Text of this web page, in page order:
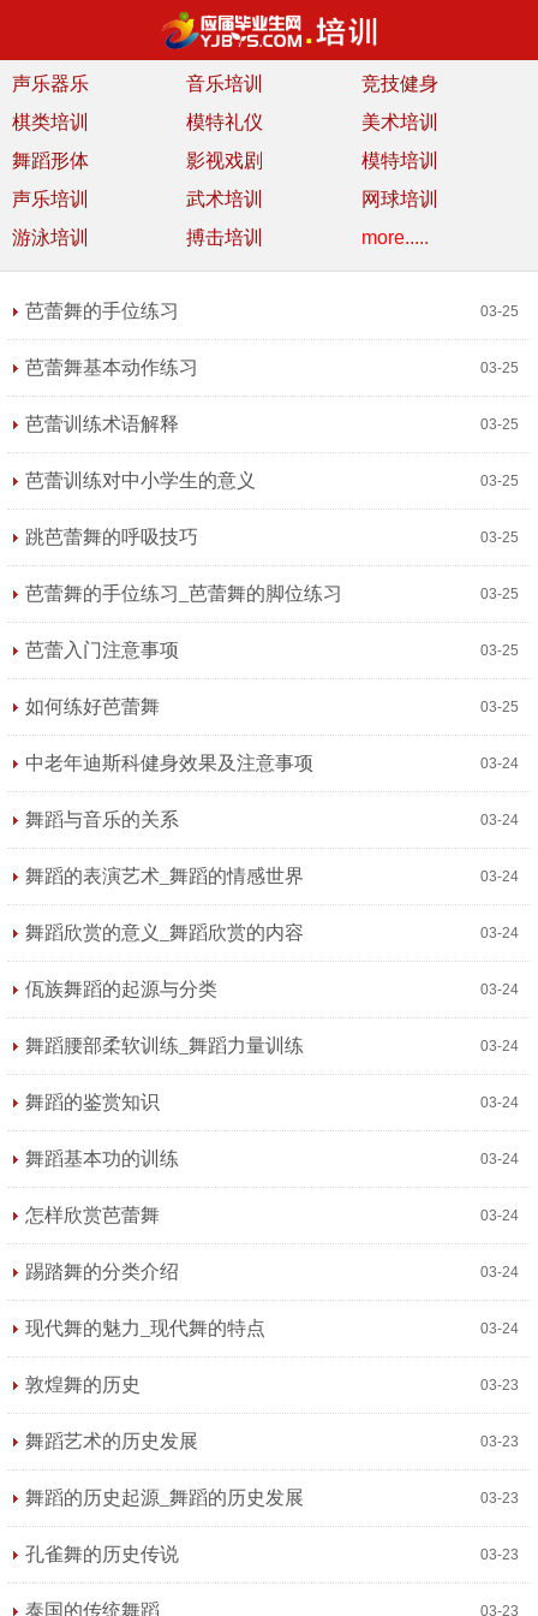
声乐器乐 音乐培训
竞技健身
棋类培训
模特礼仪
美术培训
舞蹈形体
影视戏剧
模特培训
声乐培训
武术培训
网球培训
游泳培训
搏击培训 more.....
芭蕾舞的手位练习 03-25
芭蕾舞基本动作练习 03-25
芭蕾训练术语解释 03-25
芭蕾训练对中小学生的意义 03-25
跳芭蕾舞的呼吸技巧 03-25
芭蕾舞的手位练习_芭蕾舞的脚位练习 03-25
芭蕾入门注意事项 03-25
如何练好芭蕾舞 03-25
中老年迪斯科健身效果及注意事项 03-24
舞蹈与音乐的关系 03-24
舞蹈的表演艺术_舞蹈的情感世界 03-24
舞蹈欣赏的意义_舞蹈欣赏的内容 03-24
佤族舞蹈的起源与分类 03-24
舞蹈腰部柔软训练_舞蹈力量训练 03-24
舞蹈的鉴赏知识 03-24
舞蹈基本功的训练 03-24
怎样欣赏芭蕾舞 03-24
踢踏舞的分类介绍 03-24
现代舞的魅力_现代舞的特点 03-24
敦煌舞的历史 03-23
舞蹈艺术的历史发展 03-23
舞蹈的历史起源_舞蹈的历史发展 03-23
孔雀舞的历史传说 03-23
泰国的传统舞蹈 03-23